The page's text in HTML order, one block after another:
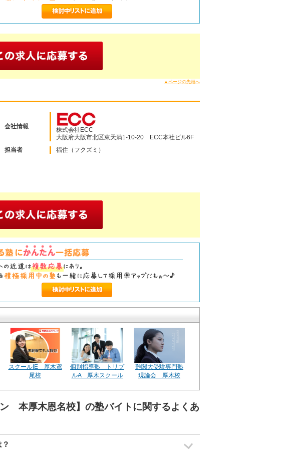
▲ページの先頭へ
会社情報
株式会社ECC
大阪府大阪市北区東天満1-10-20 ECC本社ビル6F
担当者 福住（フクズミ）
スクールIE 厚木鳶
尾校
個別指導塾 トリプ
ルA 厚木スクール
難関大受験専門塾
現論会 厚木校
本厚木恩名校】の塾バイトに関するよくあ